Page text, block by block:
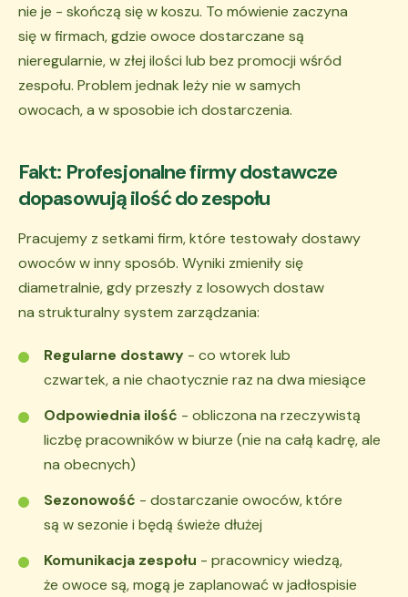
nie je - skończą się w koszu. To mówienie zaczyna
się w firmach, gdzie owoce dostarczane są
nieregularnie, w złej ilości lub bez promocji wśród
zespołu. Problem jednak leży nie w samych
owocach, a w sposobie ich dostarczenia.
Fakt: Profesjonalne firmy dostawcze
dopasowują ilość do zespołu
Pracujemy z setkami firm, które testowały dostawy
owoców w inny sposób. Wyniki zmieniły się
diametralnie, gdy przeszły z losowych dostaw
na strukturalny system zarządzania:
Regularne dostawy - co wtorek lub
czwartek, a nie chaotycznie raz na dwa miesiące
Odpowiednia ilość - obliczona na rzeczywistą
liczbę pracowników w biurze (nie na całą kadrę, ale
na obecnych)
Sezonowość - dostarczanie owoców, które
są w sezonie i będą świeże dłużej
Komunikacja zespołu - pracownicy wiedzą,
że owoce są, mogą je zaplanować w jadłospisie